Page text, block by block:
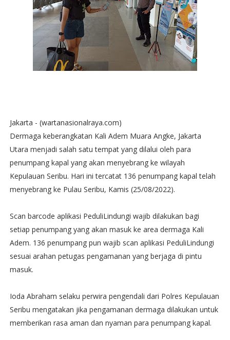
Jakarta - (wartanasionalraya.com)
Dermaga keberangkatan Kali Adem Muara Angke, Jakarta
Utara menjadi salah satu tempat yang dilalui oleh para
penumpang kapal yang akan menyebrang ke wilayah
Kepulauan Seribu. Hari ini tercatat 136 penumpang kapal telah
menyebrang ke Pulau Seribu, Kamis (25/08/2022).
Scan barcode aplikasi PeduliLindungi wajib dilakukan bagi
setiap penumpang yang akan masuk ke area dermaga Kali
Adem. 136 penumpang pun wajib scan aplikasi PeduliLindungi
sesuai arahan petugas pengamanan yang berjaga di pintu
masuk.
Ioda Abraham selaku perwira pengendali dari Polres Kepulauan
Seribu mengatakan jika pengamanan dermaga dilakukan untuk
memberikan rasa aman dan nyaman para penumpang kapal.